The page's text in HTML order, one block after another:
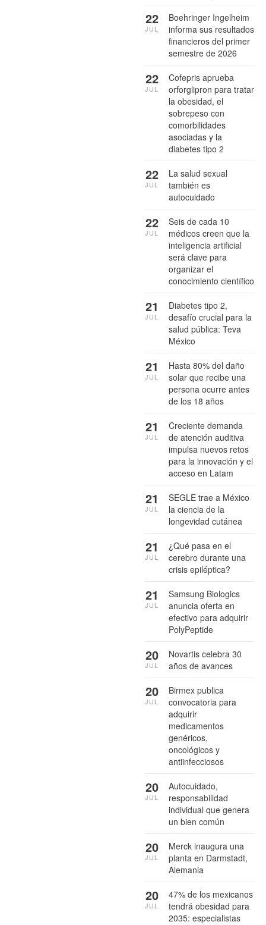
Boehringer Ingelheim
informa sus resultados
financieros del primer
semestre de 2026
22
JUL
Cofepris aprueba
orforglipron para tratar
la obesidad, el
sobrepeso con
comorbilidades
asociadas y la
diabetes tipo 2
22
JUL
La salud sexual
también es
autocuidado
22
JUL
Seis de cada 10
médicos creen que la
inteligencia artificial
será clave para
organizar el
conocimiento científico
22
JUL
Diabetes tipo 2,
desafío crucial para la
salud pública: Teva
México
21
JUL
Hasta 80% del daño
solar que recibe una
persona ocurre antes
de los 18 años
21
JUL
Creciente demanda
de atención auditiva
impulsa nuevos retos
para la innovación y el
acceso en Latam
21
JUL
SEGLE trae a México
la ciencia de la
longevidad cutánea
21
JUL
¿Qué pasa en el
cerebro durante una
crisis epiléptica?
21
JUL
Samsung Biologics
anuncia oferta en
efectivo para adquirir
PolyPeptide
21
JUL
Novartis celebra 30
años de avances
20
JUL
Birmex publica
convocatoria para
adquirir
medicamentos
genéricos,
oncológicos y
antiinfecciosos
20
JUL
Autocuidado,
responsabilidad
individual que genera
un bien común
20
JUL
Merck inaugura una
planta en Darmstadt,
Alemania
20
JUL
47% de los mexicanos
tendrá obesidad para
2035: especialistas
20
JUL